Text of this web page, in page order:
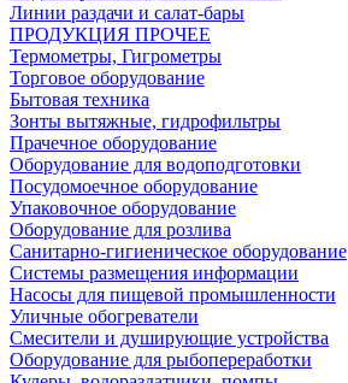
Линии раздачи и салат-бары
ПРОДУКЦИЯ ПРОЧЕЕ
Термометры, Гигрометры
Торговое оборудование
Бытовая техника
Зонты вытяжные, гидрофильтры
Прачечное оборудование
Оборудование для водоподготовки
Посудомоечное оборудование
Упаковочное оборудование
Оборудование для розлива
Санитарно-гигиеническое оборудование
Системы размещения информации
Насосы для пищевой промышленности
Уличные обогреватели
Смесители и душирующие устройства
Оборудование для рыбопереработки